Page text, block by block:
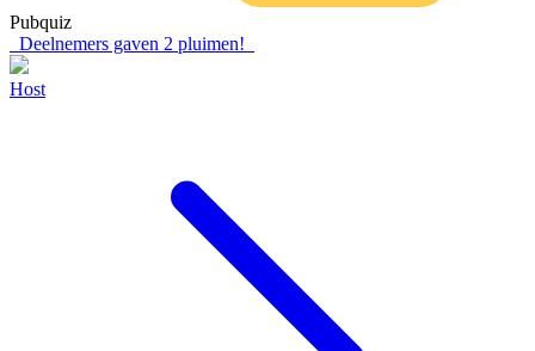
Pubquiz
Deelnemers gaven 2 pluimen!
Host